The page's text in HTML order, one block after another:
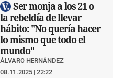
Ser monja a los 21 o
la rebeldía de llevar
hábito: "No quería hacer
lo mismo que todo el
mundo"
ÁLVARO HERNÁNDEZ
08.11.2025 | 22:22